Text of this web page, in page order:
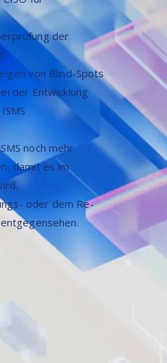
der
von Blind-Spots
der Entwicklung
noch mehr
damit es im
oder dem Re-